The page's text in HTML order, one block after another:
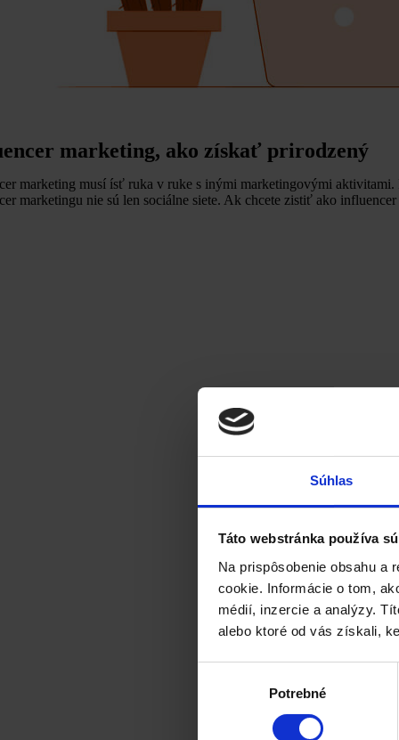
Súhlas
Táto webstránka používa
Na prispôsobenie obsahu a
cookie. Informácie o tom,
médií, inzercie a analýzy.
alebo ktoré od vás získali,
Potrebné
marketing, ako získať prirodzený
marketing musí ísť ruka v ruke s inými marketingovými
marketingu nie sú len sociálne siete. Ak chcete zistiť ako